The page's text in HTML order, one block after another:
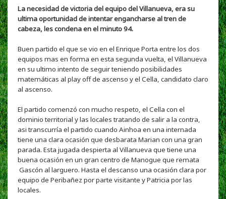
La necesidad de victoria del equipo del Villanueva, era su
ultima oportunidad de intentar engancharse al tren de
cabeza, les condena en el minuto 94.
Buen partido el que se vio en el Enrique Porta entre los dos
equipos mas en forma en esta segunda vuelta, el Villanueva
en su ultimo intento de seguir teniendo posibilidades
matemáticas al play off de ascenso y el Cella, candidato claro
al ascenso.
El partido comenzó con mucho respeto, el Cella con el
dominio territorial y las locales tratando de salir a la contra,
asi transcurría el partido cuando Ainhoa en una internada
tiene una clara ocasión que desbarata Marian con una gran
parada. Esta jugada despierta al Villanueva que tiene una
buena ocasión en un gran centro de Manogue que remata
Gascón al larguero. Hasta el descanso una ocasión clara por
equipo de Peribañez por parte visitante y Patricia por las
locales.